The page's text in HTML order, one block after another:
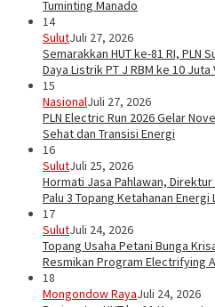
Tuminting Manado
14
SulutJuli 27, 2026
Semarakkan HUT ke-81 RI, PLN
Daya Listrik PT J RBM ke 10 Juta
15
NasionalJuli 27, 2026
PLN Electric Run 2026 Gelar
Sehat dan Transisi Energi
16
SulutJuli 25, 2026
Hormati Jasa Pahlawan, Direktur
Palu 3 Topang Ketahanan
17
SulutJuli 24, 2026
Topang Usaha Petani Bunga
Resmikan Program Electrifying
18
Mongondow RayaJuli 24, 2026